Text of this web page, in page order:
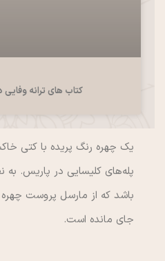
کتاب های ترانه وفایی
یک چهره رنگ پریده با کتی
پله‌های کلیسایی در پاریس. به
باشد که از مارسل پروست چهره
جای مانده است.